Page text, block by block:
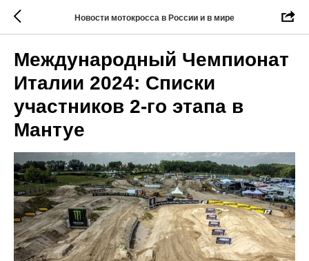
Новости мотокросса в России и в мире
Международный Чемпионат
Италии 2024: Списки
участников 2-го этапа в
Мантуе